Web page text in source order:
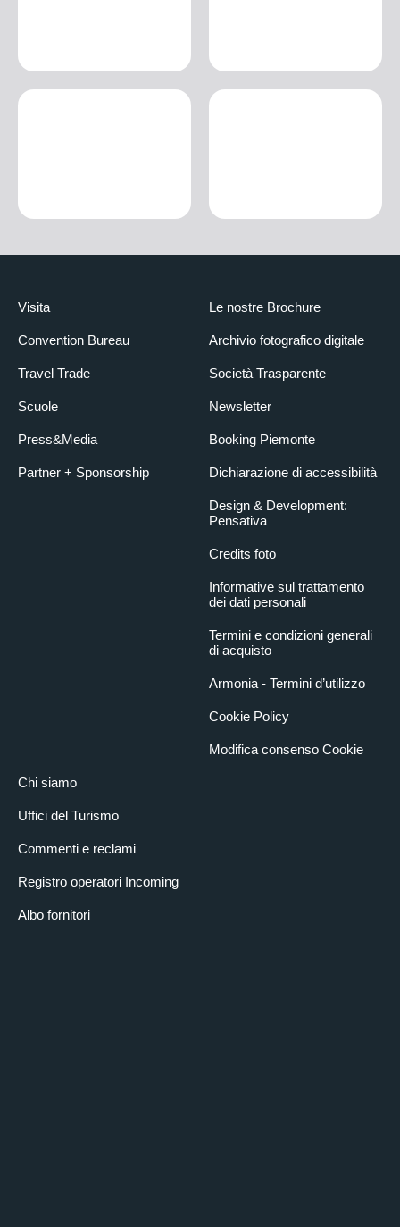
Visita
Convention Bureau
Travel Trade
Scuole
Press&Media
Partner + Sponsorship
Chi siamo
Uffici del Turismo
Commenti e reclami
Registro operatori Incoming
Albo fornitori
Le nostre Brochure
Archivio fotografico digitale
Società Trasparente
Newsletter
Booking Piemonte
Dichiarazione di accessibilità
Design & Development:
Pensativa
Credits foto
Informative sul trattamento
dei dati personali
Termini e condizioni generali
di acquisto
Armonia - Termini d’utilizzo
Cookie Policy
Modifica consenso Cookie